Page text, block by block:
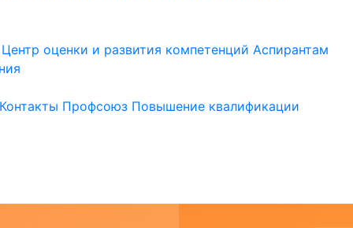
Центр оценки и развития компетенций Аспирантам
Контакты Профсоюз Повышение квалификации